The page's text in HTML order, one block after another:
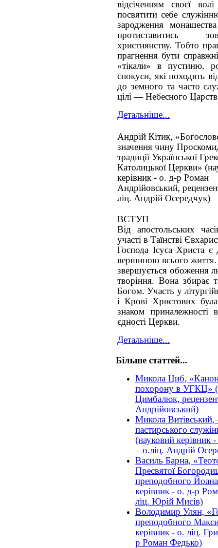
відсіченням своєї
посвятити себе
зародження
протиставитись
християнству. Тобто
прагнення бути
«тікали» в пустиню,
спокуси, які походять
до земного та часто
цілі — Небесного
Детальніше...
Андрій Кітик,
значення чину
традиції Української
Католицької Церкви»
керівник - о. д-р Роман
Андрійовський,
ліц. Андрій Осередчук)
ВСТУП
Від апостольських
участі в Таїнстві
Господа Ісуса Христа
вершиною всього життя.
звершується обоження
творіння. Вона збирає
Богом. Участь у
і Крові Христових
знаком приналежності
єдності Церкви.
Детальніше...
Більше статтей...
Микола Циб,
похорону в УГКЦ»
Цимбалюк,
Андрійовський)
Микола Витівський,
пастирського
(науковий керівник
– о.ліц. Андрій
Василь Барна,
Пресвятої
преподобного
керівник - о. д-р
ліц. Юрій Мисів)
Володимир Улян,
преподобного
керівник - о. ліц.
р Роман Федько)